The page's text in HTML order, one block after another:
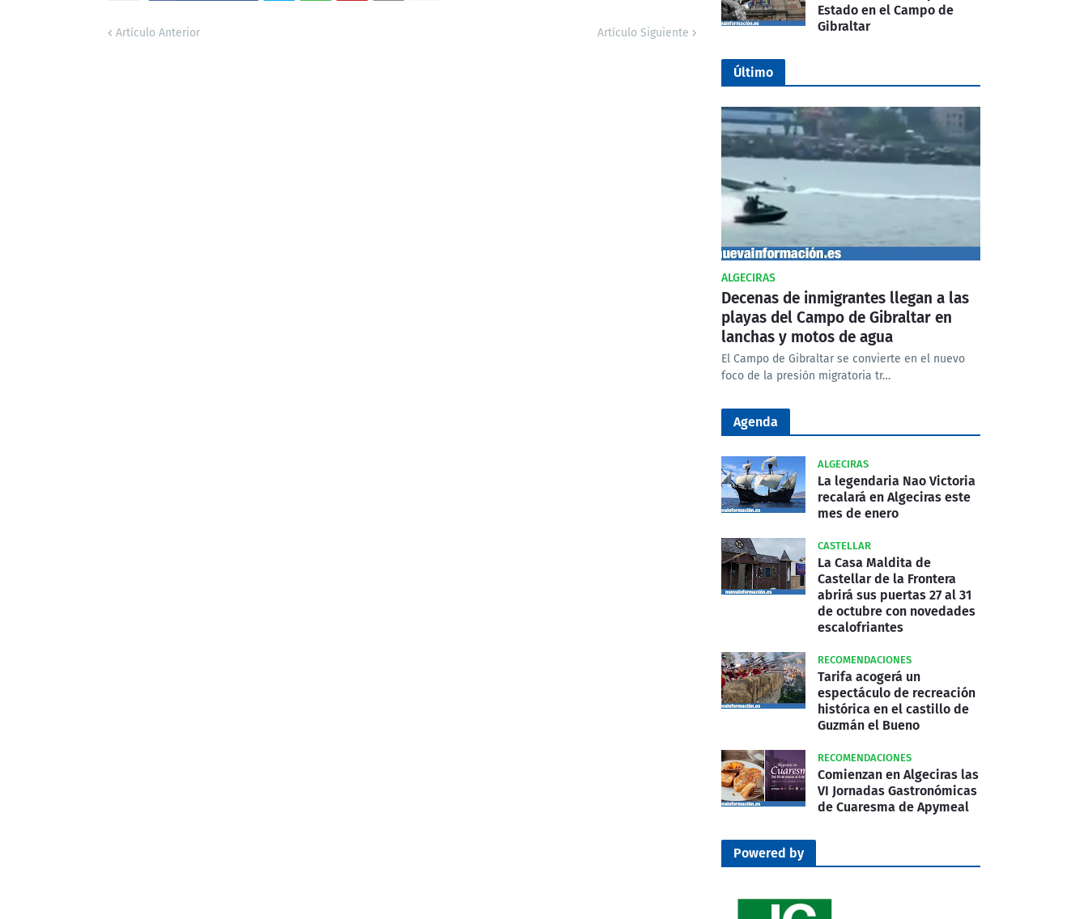
Artículo Anterior Artículo Siguiente
Estado en el Campo de
Gibraltar
Último
ALGECIRAS
Decenas de inmigrantes llegan a las
playas del Campo de Gibraltar en
lanchas y motos de agua
El Campo de Gibraltar se convierte en el nuevo
foco de la presión migratoria tr…
Agenda
ALGECIRAS
La legendaria Nao Victoria
recalará en Algeciras este
mes de enero
CASTELLAR
La Casa Maldita de
Castellar de la Frontera
abrirá sus puertas 27 al 31
de octubre con novedades
escalofriantes
RECOMENDACIONES
Tarifa acogerá un
espectáculo de recreación
histórica en el castillo de
Guzmán el Bueno
RECOMENDACIONES
Comienzan en Algeciras las
VI Jornadas Gastronómicas
de Cuaresma de Apymeal
Powered by